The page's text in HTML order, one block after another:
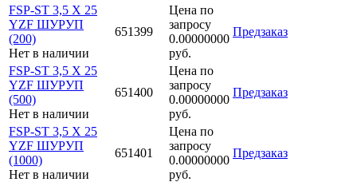
FSP-ST 3,5 X 25
YZF ШУРУП
(200)
Нет в наличии
651399
Цена по
запросу
0.00000000
руб.
Предзаказ
FSP-ST 3,5 X 25
YZF ШУРУП
(500)
Нет в наличии
651400
Цена по
запросу
0.00000000
руб.
Предзаказ
FSP-ST 3,5 X 25
YZF ШУРУП
(1000)
Нет в наличии
651401
Цена по
запросу
0.00000000
руб.
Предзаказ